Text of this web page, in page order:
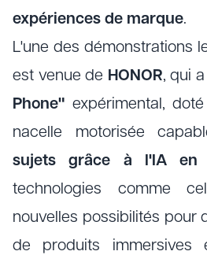
expériences de marque.
L'une des démonstrations
est venue de HONOR, qui
Phone" expérimental,
nacelle motorisée
sujets grâce à l'IA en
technologies comme
nouvelles possibilités pour
de produits